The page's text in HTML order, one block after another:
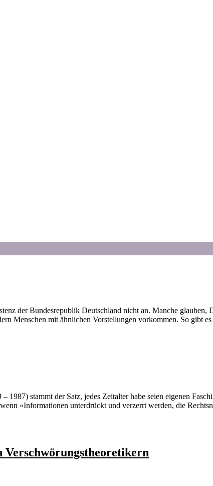
der Bundesrepublik Deutschland nicht an. Manche
Menschen mit ähnlichen Vorstellungen vorkommen. So gibt
stammt der Satz, jedes Zeitalter habe seien eigenen
«Informationen unterdrückt und verzerrt werden, die